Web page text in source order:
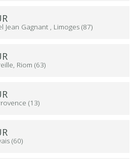
Jean Gagnant , Limoges (87)
pour ce
Riom (63)
(13)
(60)